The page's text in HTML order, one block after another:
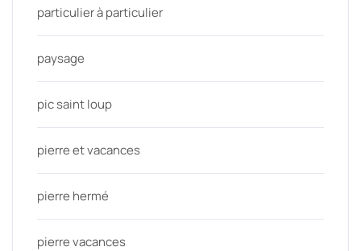
particulier à particulier
paysage
pic saint loup
pierre et vacances
pierre hermé
pierre vacances